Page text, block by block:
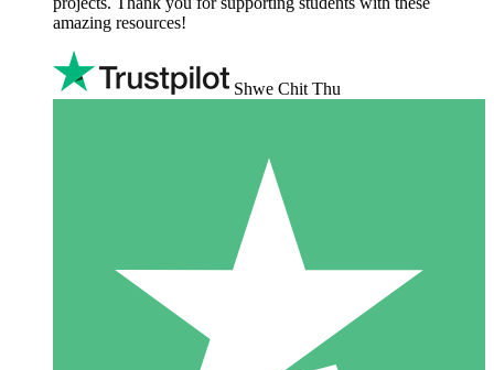
amazing resources!
Shwe Chit Thu